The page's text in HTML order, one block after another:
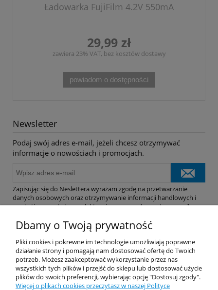
Ładowarka FujiFilm 4.2V 550mA
29,99 zł
zawiera 23% VAT, bez kosztów dostawy
powiadom o dostępności
Newsletter
Podaj swój adres e-mail, jeżeli chcesz otrzymywać
informacje o nowościach i promocjach.
Zapisując się do Neslettera wyrażam zgodę na przetwarzanie
danych osobowych oraz otrzymywanie informacji handlowych i
marketingowych drogą elektroniczną na podany adres e-mail.
Pomoc
Dostawa
Moje konto
Dbamy o Twoją prywatność
Pliki cookies i pokrewne im technologie umożliwiają poprawne
działanie strony i pomagają nam dostosować ofertę do Twoich
potrzeb. Możesz zaakceptować wykorzystanie przez nas
wszystkich tych plików i przejść do sklepu lub dostosować użycie
plików do swoich preferencji, wybierając opcję "Dostosuj zgody".
Więcej o plikach cookies przeczytasz w naszej Polityce